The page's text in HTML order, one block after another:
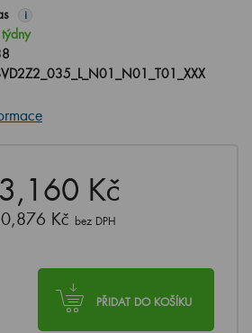
i
Kč
Kč bez DPH
PŘIDAT DO KOŠÍKU